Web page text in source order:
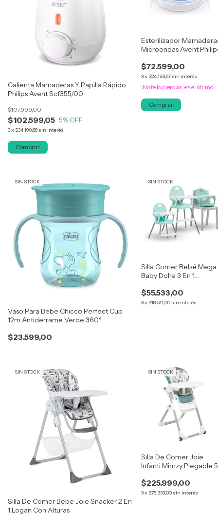
Calienta Mamaderas Y Papilla Rápido
Philips Avent Scf355/00
$102.599,05
$107.999,00
5% OFF
3x $34.199,68 sin interés
Esterilizador
Microondas Avent
$72.599,00
3x $24.199,67 sin interés
¡No te lo pierdas, es el último!
SIN STOCK
Vaso Para Bebe Chicco Perfect Cup
12m Antiderrame Verde 360°
$23.599,00
SIN STOCK
Silla Comer Bebé Mega
Baby Doha 3 En 1
$55.533,00
3x $18.511,00 sin interés
SIN STOCK
Silla De Comer Bebe Joie Snacker 2 En
1 Logan Con Alturas
SIN STOCK
Silla De Comer Joie
Infanti Mimzy Plegable 5
$225.999,00
3x $75.333,00 sin interés